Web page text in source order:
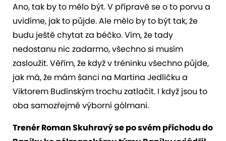
Ano, tak by to mělo být. V přípravě se o to porvu a
uvidíme, jak to půjde. Ale mělo by to být tak, že
budu ještě chytat za béčko. Vím, že tady
nedostanu nic zadarmo, všechno si musím
zasloužit. Věřím, že když v tréninku všechno půjde,
jak má, že mám šanci na Martina Jedličku a
Viktorem Budínským trochu zatlačit. I když jsou to
oba samozřejmě výborní gólmani.
Trenér Roman Skuhravý se po svém příchodu do